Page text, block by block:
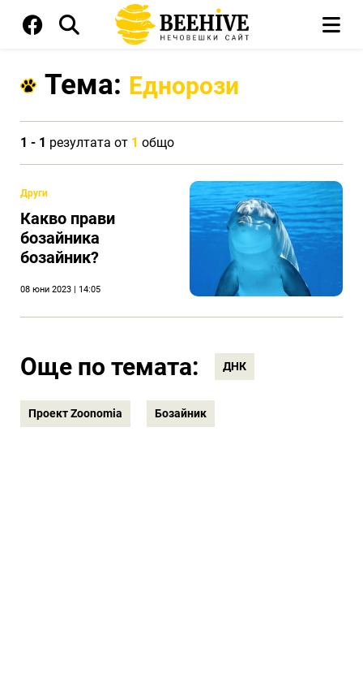
Тема: Еднорози
1 - 1 резултата от 1 общо
Други
Какво прави
бозайника
бозайник?
08 юни 2023 | 14:05
Още по темата: ДНК
Проект Zoonomia Бозайник